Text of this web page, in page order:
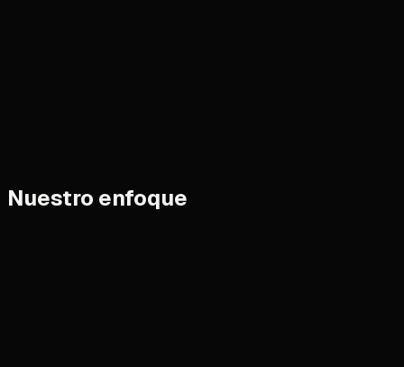
Nuestro enfoque